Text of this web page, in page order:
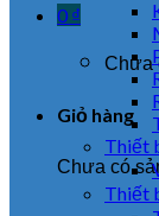
0 ₫
Chưa
Giỏ hàng
Chưa có
Thiết
Thiết